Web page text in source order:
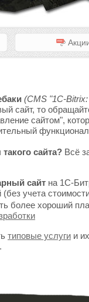
(CMS "1C-
сайт, то
сайтом",
сайта? Всё
сайт на 1С-
учета
более хороший
типовые услуги и